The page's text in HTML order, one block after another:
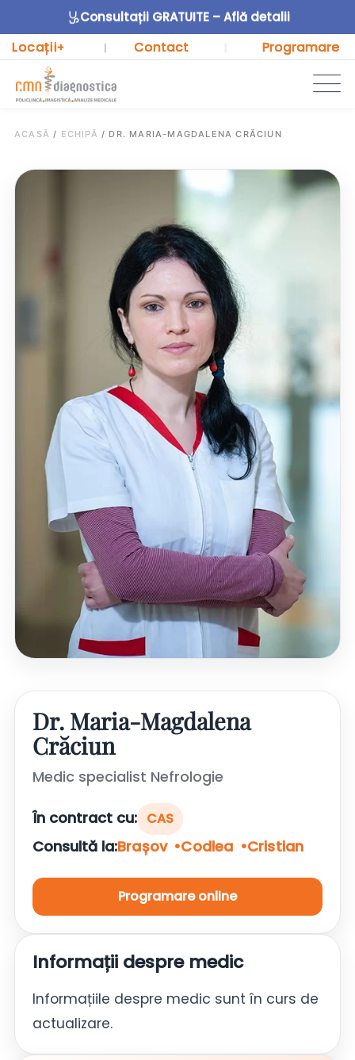
Consultații GRATUITE – Află detalii
Locații+ | Contact Programare
ACASĂ / ECHIPĂ / DR. MARIA-MAGDALENA CRĂCIUN
Dr. Maria-Magdalena
Crăciun
Medic specialist Nefrologie
În contract cu: CAS
Consultă la:Brașov Codlea Cristian
Programare online
Informații despre medic
Informațiile despre medic sunt în curs de
actualizare.